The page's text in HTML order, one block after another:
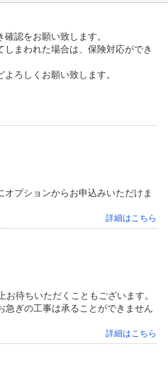
戴しております。 ご注文・又は問い合わ
認をお願い致します。
まわれた場合は、保険対応ができ
ろしくお願い致します。
プションからお申込みいただけま
詳細はこちら
待ちいただくこともございます。
急ぎの工事は承ることができません
詳細はこちら